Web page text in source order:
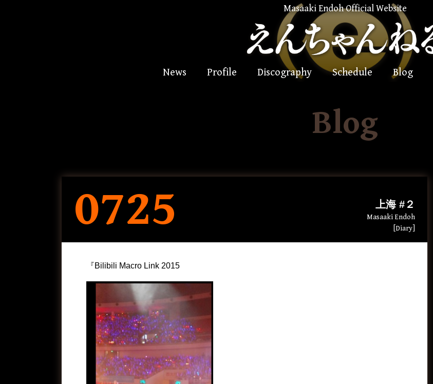
Masaaki Endoh Official Website
News Profile Discography Schedule Blog
Blog
0725 上海 #２
Masaaki Endoh
[Diary]
『Bilibili Macro Link 2015